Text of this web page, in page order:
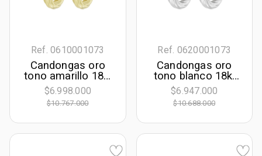
Ref. 0610001073
Candongas oro
tono amarillo 18k,
oro tono amarillo
18k, liso, 29.00
mm de ancho
$6.998.000
$10.767.000
Ref. 0620001073
Candongas oro
tono blanco 18k,
oro tono blanco
18k, rodinado, liso,
28.50 mm de
$6.947.000
$10.688.000